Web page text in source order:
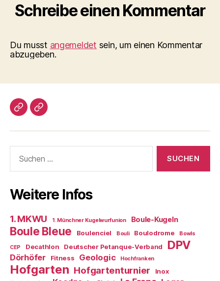
Schreibe einen Kommentar
Du musst angemeldet sein, um einen Kommentar
abzugeben.
Impressum/DatSchutz
Beliebte
nach:
Weitere Infos
1. MKWU 1. Münchner Kugelwurfunion Boule-Kugeln
Boule Bleue Boulenciel Bouli Boulodrome Bowls
CEP Decathlon Deutscher Petanque-Verband DPV
Dörhöfer Fitness Geologic Hochfranken
Hofgarten Hofgartenturnier Inox